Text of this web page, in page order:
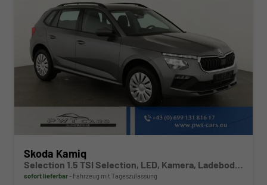
Skoda Kamiq
Selection 1.5 TSI Selection, LED, Kamera, Ladeboden, Winter
sofort lieferbar Fahrzeug mit Tageszulassung